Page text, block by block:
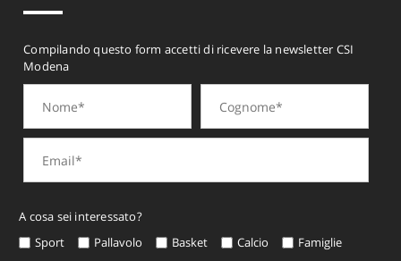
Compilando questo form accetti di ricevere la newsletter CSI
Modena
A cosa sei interessato?
Sport
Pallavolo Basket Calcio
Famiglie